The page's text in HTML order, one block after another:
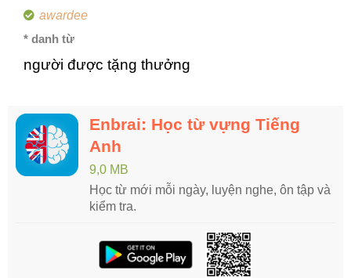
awardee
* danh từ
người được tặng thưởng
Enbrai: Học từ vựng Tiếng
Anh
9,0 MB
Học từ mới mỗi ngày, luyện nghe, ôn tập và
kiểm tra.